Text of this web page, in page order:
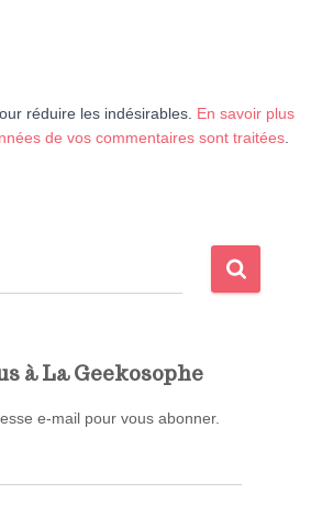
réduire les indésirables. En savoir plus
de vos commentaires sont traitées
à La Geekosophe
e-mail pour vous abonner.